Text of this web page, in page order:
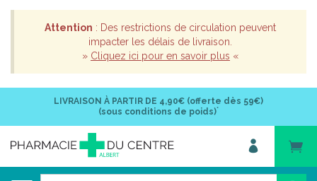
Attention : Des restrictions de circulation peuvent
impacter les délais de livraison.
» Cliquez ici pour en savoir plus «
LIVRAISON À PARTIR DE 4,90€ (offerte dès 59€)
(sous conditions de poids)*